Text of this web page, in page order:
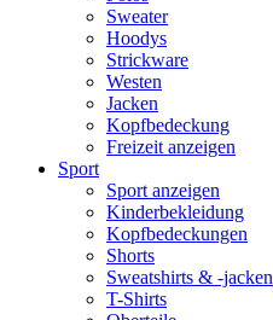
Sweater
Hoodys
Strickware
Westen
Jacken
Kopfbedeckung
Freizeit anzeigen
Sport
Sport anzeigen
Kinderbekleidung
Kopfbedeckungen
Shorts
Sweatshirts & -jacken
T-Shirts